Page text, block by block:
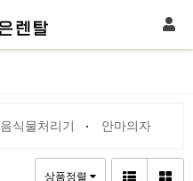
음식물처리기 안마의자
상품정렬